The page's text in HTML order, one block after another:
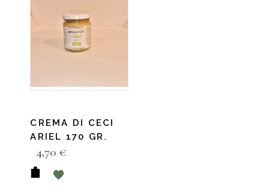
CREMA DI CECI
ARIEL 170 GR.
4,70 €